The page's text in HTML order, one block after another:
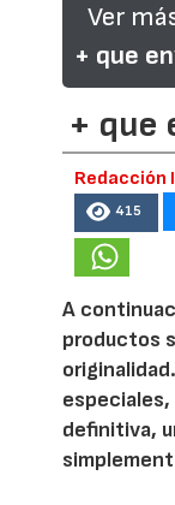
Ver
+ que
+ que
Redacción
415
A
productos
definitiva,